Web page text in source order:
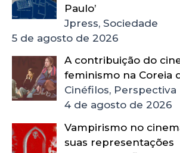
Paulo’
Jpress, Sociedade
5 de agosto de 2026
A contribuição do
feminismo na Coreia
Cinéfilos, Perspectiva
4 de agosto de 2026
Vampirismo no
suas representações